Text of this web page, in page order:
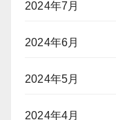
2024年7月
2024年6月
2024年5月
2024年4月